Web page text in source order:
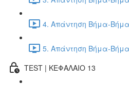
4. Απάντηση Βήμα-
5. Απάντηση Βήμα-
TEST | ΚΕΦΑΛΑΙΟ 13